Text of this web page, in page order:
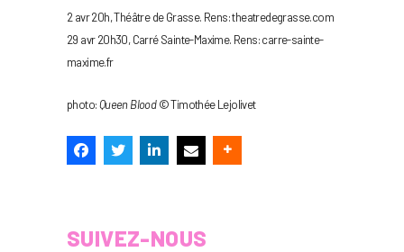
2 avr 20h, Théâtre de Grasse. Rens: theatredegrasse.com
29 avr 20h30, Carré Sainte-Maxime. Rens: carre-sainte-
maxime.fr
photo:Queen Blood© Timothée Lejolivet
SUIVEZ-NOUS